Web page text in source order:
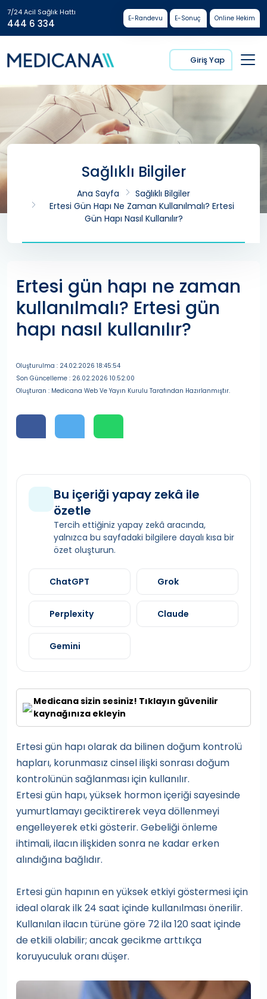
7/24 Acil Sağlık Hattı
444 6 334 E-Randevu E-Sonuç Online Hekim
Giriş Yap
Sağlıklı Bilgiler
Ana Sayfa
Sağlıklı Bilgiler
Ertesi Gün Hapı Ne Zaman Kullanılmalı? Ertesi
Gün Hapı Nasıl Kullanılır?
Ertesi gün hapı ne zaman
kullanılmalı? Ertesi gün
hapı nasıl kullanılır?
Oluşturulma : 24.02.2026 18:45:54
Son Güncelleme : 26.02.2026 10:52:00
Oluşturan : Medicana Web Ve Yayın Kurulu Tarafından Hazırlanmıştır.
Bu içeriği yapay zekâ ile
özetle
Tercih ettiğiniz yapay zekâ aracında,
yalnızca bu sayfadaki bilgilere dayalı kısa bir
özet oluşturun.
ChatGPT Grok
Perplexity Claude
Gemini
Medicana sizin sesiniz! Tıklayın güvenilir
kaynağınıza ekleyin
Ertesi gün hapı olarak da bilinen doğum kontrolü
hapları, korunmasız cinsel ilişki sonrası doğum
kontrolünün sağlanması için kullanılır.
Ertesi gün hapı, yüksek hormon içeriği sayesinde
yumurtlamayı geciktirerek veya döllenmeyi
engelleyerek etki gösterir. Gebeliği önleme
ihtimali, ilacın ilişkiden sonra ne kadar erken
alındığına bağlıdır.
Ertesi gün hapının en yüksek etkiyi göstermesi için
ideal olarak ilk 24 saat içinde kullanılması önerilir.
Kullanılan ilacın türüne göre 72 ila 120 saat içinde
de etkili olabilir; ancak gecikme arttıkça
koruyuculuk oranı düşer.